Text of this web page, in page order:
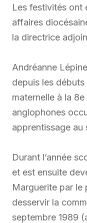
Les festivités ont
affaires
la directrice
Andréanne
depuis les débuts
maternelle à la
anglophones
apprentissage au
Durant l’année
et est ensuite
Marguerite par le
desservir la
septembre 1989